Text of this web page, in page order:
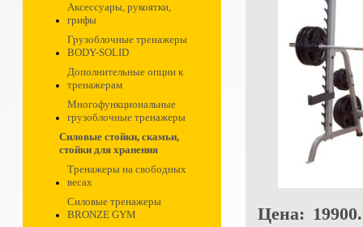
Аксессуары, рукоятки,
грифы
Грузоблочные тренажеры
BODY-SOLID
Дополнительные опции к
тренажерам
Многофункциональные
грузоблочные тренажеры
Силовые стойки, скамьи,
стойки для хранения
Тренажеры на свободных
весах
Силовые тренажеры
BRONZE GYM
Цена: